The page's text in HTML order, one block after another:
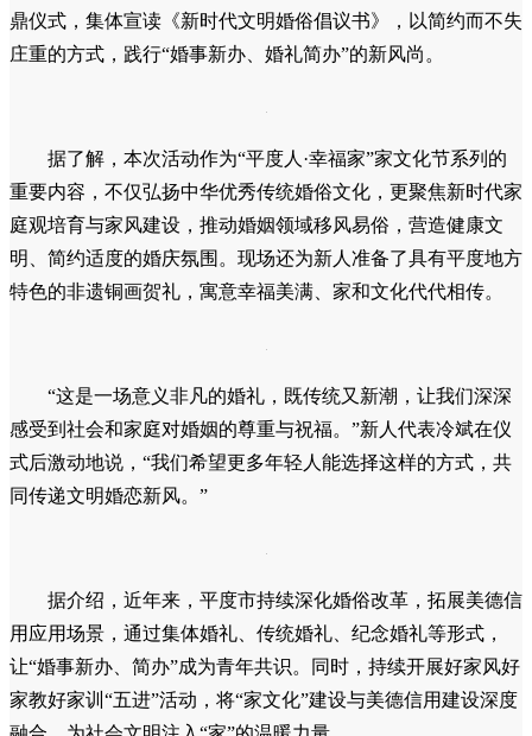
鼎仪式，集体宣读《新时代文明婚俗倡议书》，以简约而不失
庄重的方式，践行“婚事新办、婚礼简办”的新风尚。
据了解，本次活动作为“平度人·幸福家”家文化节系列的
重要内容，不仅弘扬中华优秀传统婚俗文化，更聚焦新时代家
庭观培育与家风建设，推动婚姻领域移风易俗，营造健康文
明、简约适度的婚庆氛围。现场还为新人准备了具有平度地方
特色的非遗铜画贺礼，寓意幸福美满、家和文化代代相传。
“这是一场意义非凡的婚礼，既传统又新潮，让我们深深
感受到社会和家庭对婚姻的尊重与祝福。”新人代表冷斌在仪
式后激动地说，“我们希望更多年轻人能选择这样的方式，共
同传递文明婚恋新风。”
据介绍，近年来，平度市持续深化婚俗改革，拓展美德信
用应用场景，通过集体婚礼、传统婚礼、纪念婚礼等形式，
让“婚事新办、简办”成为青年共识。同时，持续开展好家风好
家教好家训“五进”活动，将“家文化”建设与美德信用建设深度